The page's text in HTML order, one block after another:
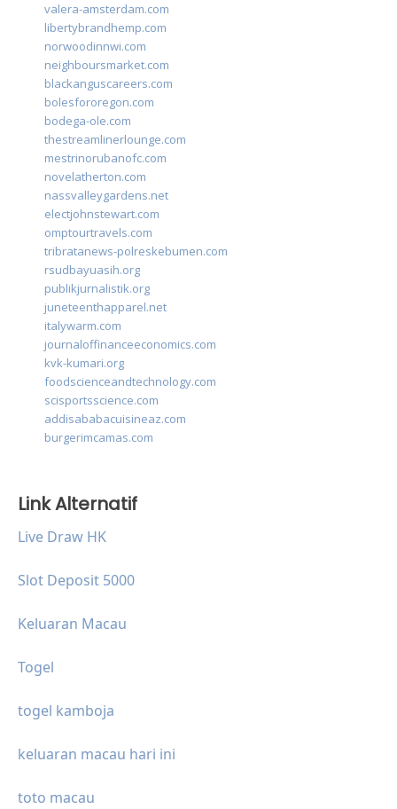
valera-amsterdam.com
libertybrandhemp.com
norwoodinnwi.com
neighboursmarket.com
blackanguscareers.com
bolesfororegon.com
bodega-ole.com
thestreamlinerlounge.com
mestrinorubanofc.com
novelatherton.com
nassvalleygardens.net
electjohnstewart.com
omptourtravels.com
tribratanews-polreskebumen.com
rsudbayuasih.org
publikjurnalistik.org
juneteenthapparel.net
italywarm.com
journaloffinanceeconomics.com
kvk-kumari.org
foodscienceandtechnology.com
scisportsscience.com
addisababacuisineaz.com
burgerimcamas.com
Link Alternatif
Live Draw HK
Slot Deposit 5000
Keluaran Macau
Togel
togel kamboja
keluaran macau hari ini
toto macau